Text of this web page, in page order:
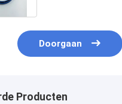
Doorgaan
Producten